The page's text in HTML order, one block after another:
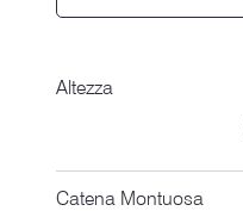
Altezza
Catena Montuosa